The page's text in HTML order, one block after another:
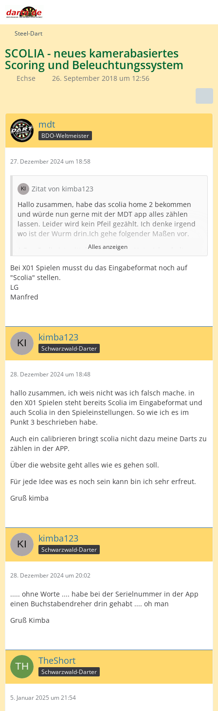
Steel-Dart
SCOLIA - neues kamerabasiertes
Scoring und Beleuchtungssystem
Echse 26. September 2018 um 12:56
mdt
BDO-Weltmeister
27. Dezember 2024 um 18:58
Zitat von kimba123
Hallo zusammen, habe das scolia home 2 bekommen
und würde nun gerne mit der MDT app alles zählen
lassen. Leider wird kein Pfeil gezählt. Ich denke irgend
wo ist der Wurm drin.Ich gehe folgender Maßen vor.
1.Das Scolia ist mittels Lankabel im Netz. Ich schalte
ONLINE ist das board.
2. Nun starte ich über mein Handy die App. In der App
habe ich in den Scoliaeinstellungen die serial Nummer
Spieleinstellungen/Eingabeformat wähle ich scolia, im
Eingabeformat steht ebenfalls scolia.
4. Ich werfe meine drei Pfeile und nichts tut sich
Was mache ich falsch?
Für Eure Mithilfe Bedanke ich mich im Voraus
Gruß Kimba
Alles anzeigen
Bei X01 Spielen musst du das Eingabeformat noch auf
"Scolia" stellen.
LG
Manfred
kimba123
Schwarzwald-Darter
28. Dezember 2024 um 18:48
hallo zusammen, ich weis nicht was ich falsch mache. in
den X01 Spielen steht bereits Scolia im Eingabeformat und
auch Scolia in den Spieleinstellungen. So wie ich es im
Punkt 3 beschrieben habe.
Auch ein calibrieren bringt scolia nicht dazu meine Darts zu
zählen in der APP.
Über die website geht alles wie es gehen soll.
Für jede Idee was es noch sein kann bin ich sehr erfreut.
Gruß kimba
kimba123
Schwarzwald-Darter
28. Dezember 2024 um 20:02
..... ohne Worte .... habe bei der Serielnummer in der App
einen Buchstabendreher drin gehabt .... oh man
Gruß Kimba
TheShort
Schwarzwald-Darter
5. Januar 2025 um 21:54